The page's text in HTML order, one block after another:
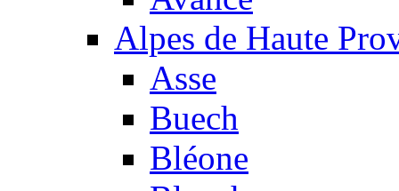
Alpes de Haute
Asse
Buech
Bléone